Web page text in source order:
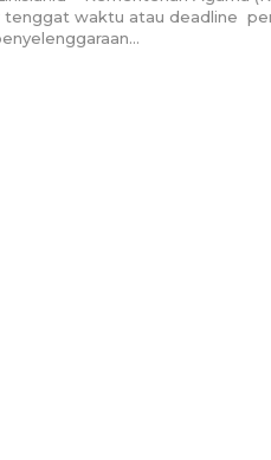
tenggat waktu atau deadline